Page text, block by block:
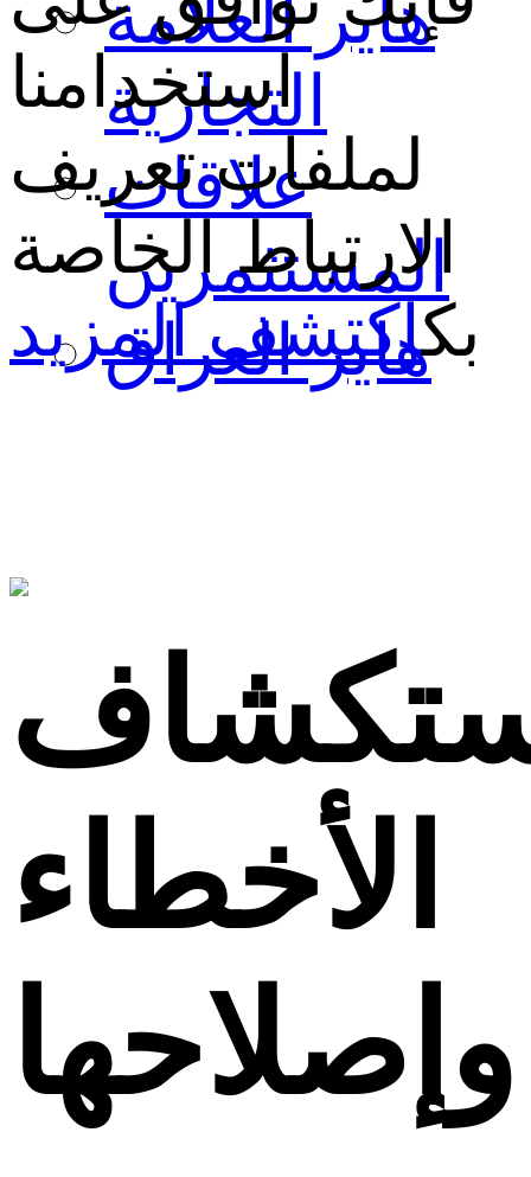
هاير العلامة
التجارية
علاقات
المستثمرين
هاير العراق
استخدامنا
لملفات تعريف
الارتباط الخاصة
بكاكتشف المزيد
الأخطاء
وإصلاحها